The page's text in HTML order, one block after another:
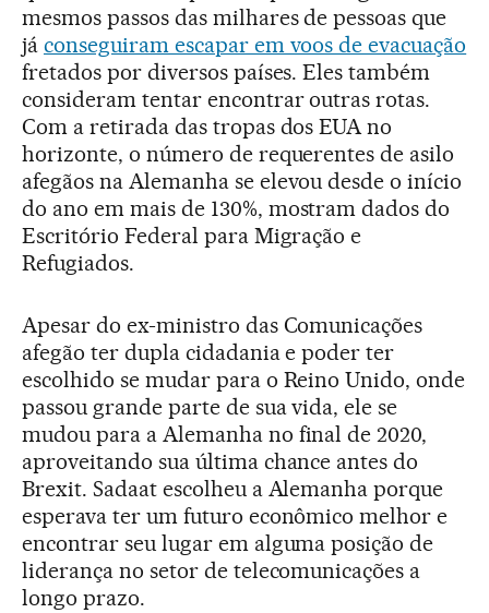
mesmos passos das milhares de pessoas que
já conseguiram escapar em voos de evacuação
fretados por diversos países. Eles também
consideram tentar encontrar outras rotas.
Com a retirada das tropas dos EUA no
horizonte, o número de requerentes de asilo
afegãos na Alemanha se elevou desde o início
do ano em mais de 130%, mostram dados do
Escritório Federal para Migração e
Refugiados.
Apesar do ex-ministro das Comunicações
afegão ter dupla cidadania e poder ter
escolhido se mudar para o Reino Unido, onde
passou grande parte de sua vida, ele se
mudou para a Alemanha no final de 2020,
aproveitando sua última chance antes do
Brexit. Sadaat escolheu a Alemanha porque
esperava ter um futuro econômico melhor e
encontrar seu lugar em alguma posição de
liderança no setor de telecomunicações a
longo prazo.